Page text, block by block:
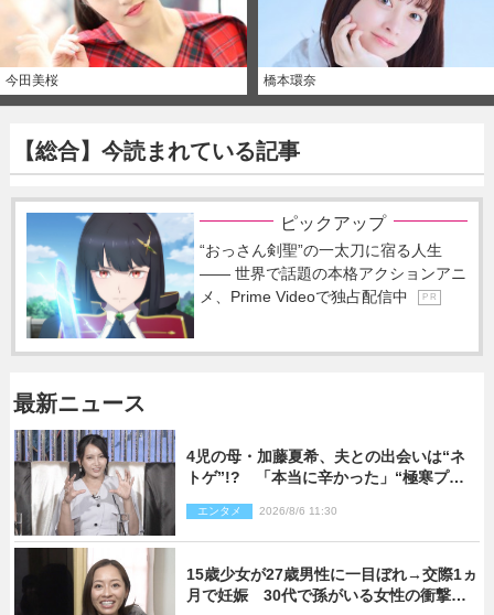
今田美桜 橋本環奈
【総合】今読まれている記事
ピックアップ
“おっさん剣聖”の一太刀に宿る人生
―― 世界で話題の本格アクションアニ
メ、Prime Videoで独占配信中
P R
最新ニュース
4児の母・加藤夏希、夫との出会いは“ネ
トゲ”!? 「本当に辛かった」“極寒プロ
エンタメ 2026/8/6 11:30
15歳少女が27歳男性に一目ぼれ→交際1ヵ
月で妊娠 30代で孫がいる女性の衝撃半